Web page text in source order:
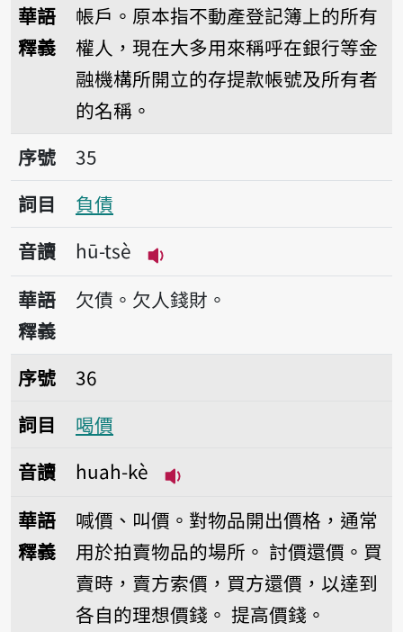
華語
釋義
帳戶。原本指不動產登記簿上的所有
權人，現在大多用來稱呼在銀行等金
融機構所開立的存提款帳號及所有者
的名稱。
序號35負債
序號
35
詞目
負債
音讀
hū-tsè
播放音讀hū-tsè
華語
釋義
欠債。欠人錢財。
序號36喝價
序號
36
詞目
喝價
音讀
huah-kè
華語
釋義
喊價、叫價。對物品開出價格，通常
用於拍賣物品的場所。 討價還價。買
賣時，賣方索價，買方還價，以達到
各自的理想價錢。 提高價錢。